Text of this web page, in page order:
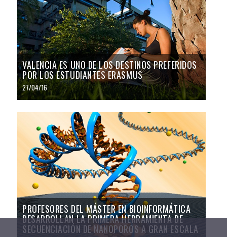
VALENCIA ES UNO DE LOS DESTINOS PREFERIDOS
POR LOS ESTUDIANTES ERASMUS
27/04/16
PROFESORES DEL MÁSTER EN BIOINFORMÁTICA
DESARROLLAN LA PRIMERA HERRAMIENTA DE
SECUENCIACIÓN DE NANOPOROS A GRAN ESCALA